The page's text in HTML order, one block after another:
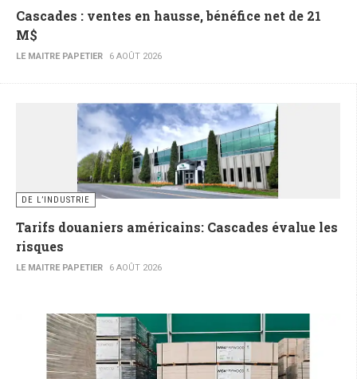
Cascades : ventes en hausse, bénéfice net de 21
M$
LE MAITRE PAPETIER 6 AOÛT 2026
DE L’INDUSTRIE
Tarifs douaniers américains: Cascades évalue les
risques
LE MAITRE PAPETIER 6 AOÛT 2026